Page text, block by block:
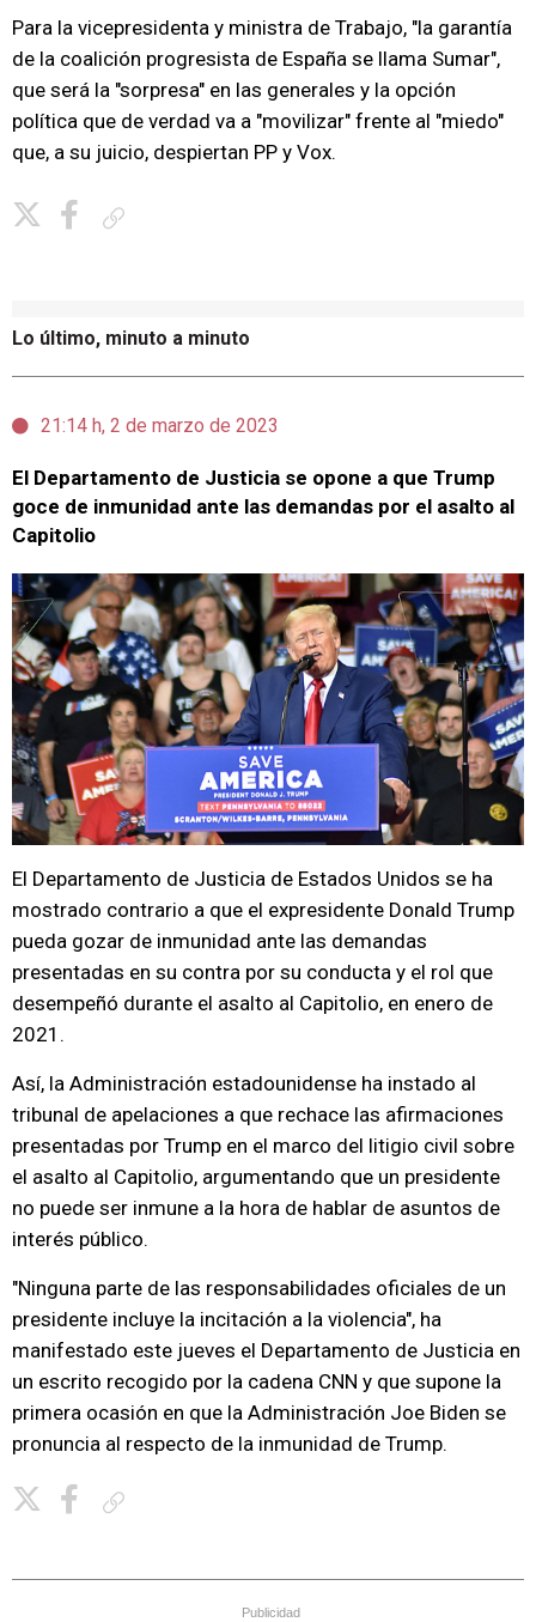
Para la vicepresidenta y ministra de Trabajo, "la garantía
de la coalición progresista de España se llama Sumar",
que será la "sorpresa" en las generales y la opción
política que de verdad va a "movilizar" frente al "miedo"
que, a su juicio, despiertan PP y Vox.
Lo último, minuto a minuto
21:14 h, 2 de marzo de 2023
El Departamento de Justicia se opone a que Trump
goce de inmunidad ante las demandas por el asalto al
Capitolio
El Departamento de Justicia de Estados Unidos se ha
mostrado contrario a que el expresidente Donald Trump
pueda gozar de inmunidad ante las demandas
presentadas en su contra por su conducta y el rol que
desempeñó durante el asalto al Capitolio, en enero de
2021.
Así, la Administración estadounidense ha instado al
tribunal de apelaciones a que rechace las afirmaciones
presentadas por Trump en el marco del litigio civil sobre
el asalto al Capitolio, argumentando que un presidente
no puede ser inmune a la hora de hablar de asuntos de
interés público.
"Ninguna parte de las responsabilidades oficiales de un
presidente incluye la incitación a la violencia", ha
manifestado este jueves el Departamento de Justicia en
un escrito recogido por la cadena CNN y que supone la
primera ocasión en que la Administración Joe Biden se
pronuncia al respecto de la inmunidad de Trump.
Publicidad